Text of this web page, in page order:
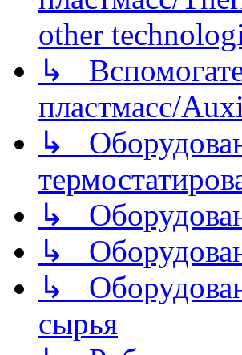
other
↳
пластмасс/
↳
↳
↳
↳
сырья